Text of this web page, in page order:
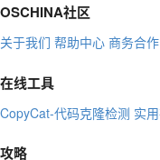
OSCHINA社区
关于我们 帮助中心 商务合作
在线工具
CopyCat-代码克隆检测 实
攻略